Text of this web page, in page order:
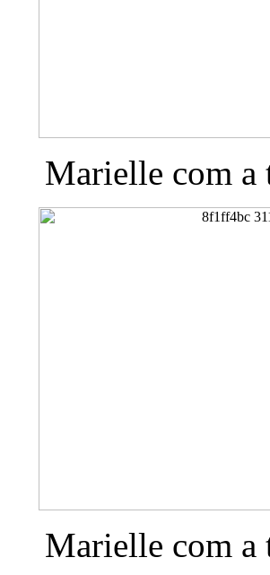
Marielle com a
Marielle com a